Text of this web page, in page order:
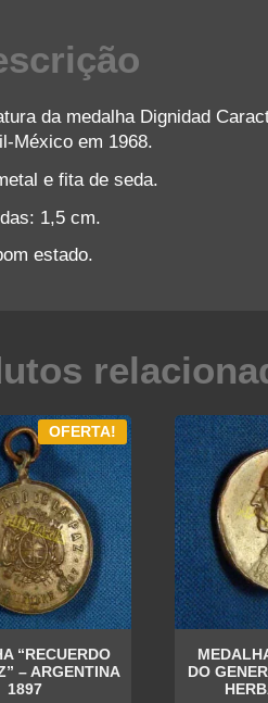
da medalha Dignidad
México em 1968.
e fita de seda.
1,5 cm.
estado.
OFERTA!
“RECUERDO
– ARGENTINA
1897
DO